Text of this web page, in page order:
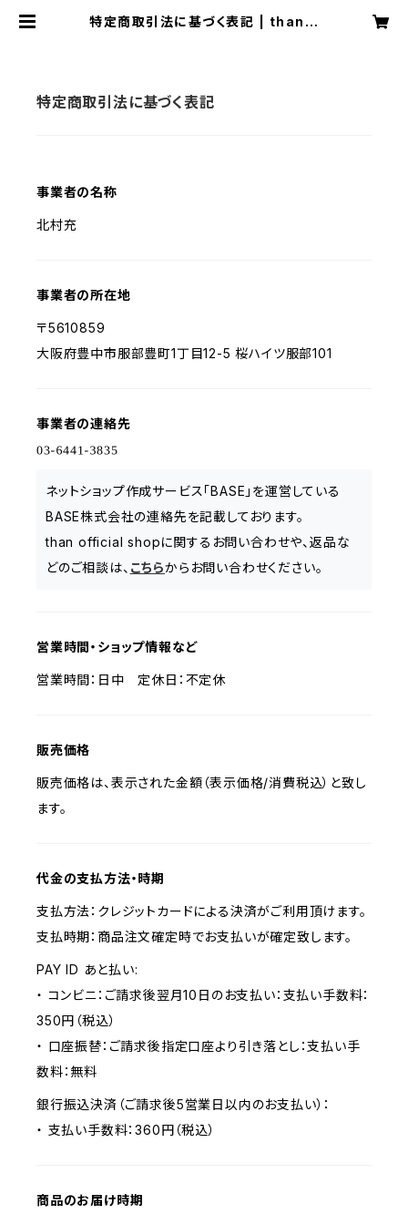
特定商取引法に基づく表記 | than o
特定商取引法に基づく表記
事業者の名称
北村充
事業者の所在地
〒5610859
大阪府豊中市服部豊町1丁目12-5 桜ハイツ服部101
事業者の連絡先
ネットショップ作成サービス「BASE」を運営している
BASE株式会社の連絡先を記載しております。
than official shopに関するお問い合わせや、返品な
どのご相談は、 こちらからお問い合わせください。
営業時間・ショップ情報など
営業時間：日中 定休日：不定休
販売価格
販売価格は、表示された金額（表示価格/消費税込）と致し
ます。
代金の支払方法・時期
支払方法：クレジットカードによる決済がご利用頂けます。
支払時期：商品注文確定時でお支払いが確定致します。
PAY ID あと払い:
・ コンビニ：ご請求後翌月10日のお支払い：支払い手数料：
350円（税込）
・ 口座振替：ご請求後指定口座より引き落とし：支払い手
数料：無料
銀行振込決済（ご請求後5営業日以内のお支払い）：
・ 支払い手数料：360円（税込）
商品のお届け時期